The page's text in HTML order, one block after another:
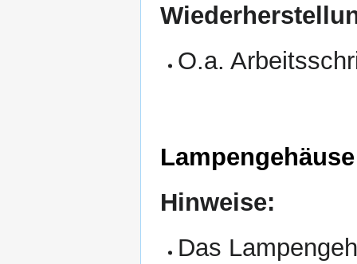
O.a.
Lampengehäuse
Hinweise:
Das